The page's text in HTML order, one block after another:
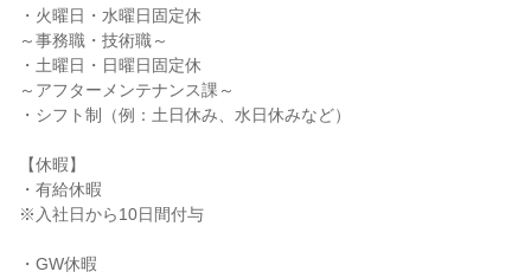
・火曜日・水曜日固定休
～事務職・技術職～
・土曜日・日曜日固定休
～アフターメンテナンス課～
・シフト制（例：土日休み、水日休みなど）
【休暇】
・有給休暇
※入社日から10日間付与
・GW休暇